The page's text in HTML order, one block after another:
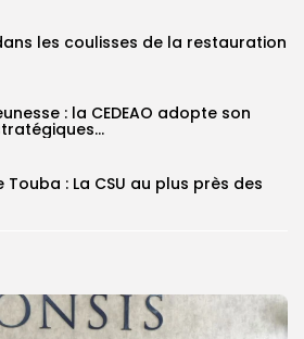
les coulisses de la restauration
: la CEDEAO adopte son
: La CSU au plus près des